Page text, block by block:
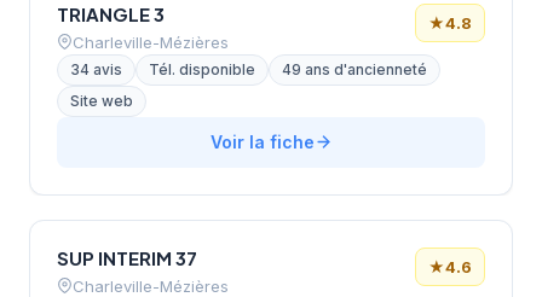
TRIANGLE 3
Charleville-Mézières
★4.8
34 avis Tél. disponible
49 ans d'ancienneté
Site web
Voir la fiche
SUP INTERIM 37
Charleville-Mézières
★4.6